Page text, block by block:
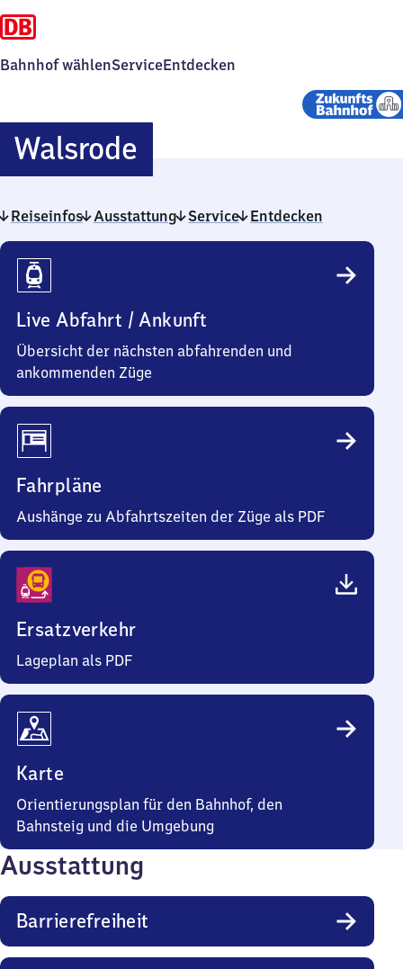
Bahnhof wählenServiceEntdecken
WalsrodeWalsrode
Reiseinfos Ausstattung Service Entdecken
Reiseinfos
Live Abfahrt / Ankunft
Übersicht der nächsten abfahrenden und
ankommenden Züge
Fahrpläne
Aushänge zu Abfahrtszeiten der Züge als PDF
Ersatzverkehr
Lageplan als PDF
Karte
Orientierungsplan für den Bahnhof, den
Bahnsteig und die Umgebung
Ausstattung
Barrierefreiheit